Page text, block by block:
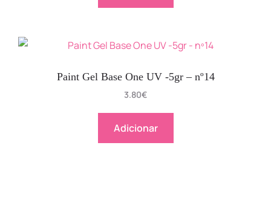
Paint Gel Base One UV -5gr – nº14
3.80€
Adicionar